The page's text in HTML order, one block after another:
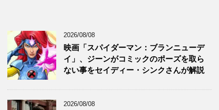
2026/08/08
映画「スパイダーマン：ブランニューデ
イ」、ジーンがコミックのポーズを取ら
ない事をセイディー・シンクさんが解説
2026/08/08